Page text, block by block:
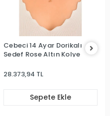
Cebeci 14 Ayar Dorikalı
Sedef Rose Altın Kolye
28.373,94 TL
Sepete Ekle